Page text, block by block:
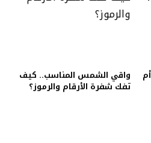
واقي الشمس المناسب.. كيف
تفك شفرة الأرقام والرموز؟